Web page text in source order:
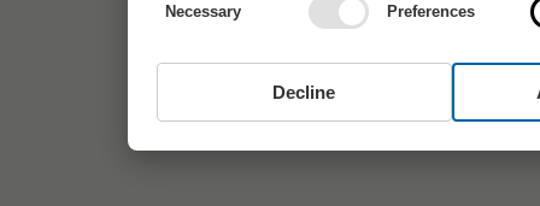
Necessary Preferences
Decline